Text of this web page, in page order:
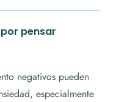
pensar
negativos pueden
especialmente